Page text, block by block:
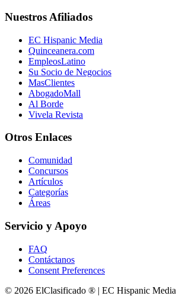
Nuestros Afiliados
EC Hispanic Media
Quinceanera.com
EmpleosLatino
Su Socio de Negocios
MasClientes
AbogadoMall
Al Borde
Vivela Revista
Otros Enlaces
Comunidad
Concursos
Artículos
Categorías
Áreas
Servicio y Apoyo
FAQ
Contáctanos
Consent Preferences
© 2026 ElClasificado ® | EC Hispanic Media